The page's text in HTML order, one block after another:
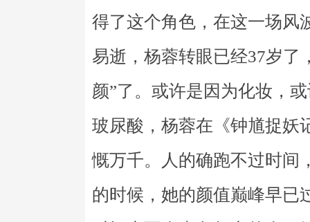
得了这个角色，在这一场风
易逝，杨蓉转眼已经37岁了
颜”了。或许是因为化妆，
玻尿酸，杨蓉在《钟馗捉妖
慨万千。人的确跑不过时间
的时候，她的颜值巅峰早已